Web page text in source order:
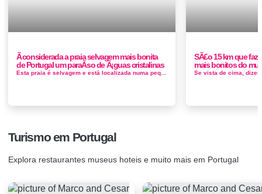
Ã considerada a praia selvagem mais bonita
de Portugal um paraÃ­so de Ã¡guas cristalinas
SÃ£o 15 km que
mais bonitos do
Turismo em Portugal
Explora restaurantes museus hoteis e muito mais em Portugal